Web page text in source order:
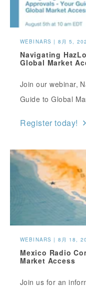
WEBINARS | 8月 5,
Navigating
Global Market
Join our webinar,
Guide to Global
Register today!
WEBINARS | 8月 18,
Mexico Radio
Market Access
Join us for an